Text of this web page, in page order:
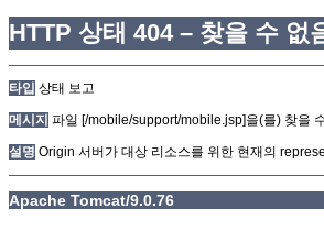
HTTP 상태 404 – 찾을 수 없
타입 상태 보고
메시지 파일 [/mobile/support/mobile.jsp]을(를) 찾을
설명 Origin 서버가 대상 리소스를 위한 현재의
Apache Tomcat/9.0.76